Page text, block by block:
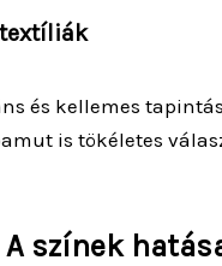
és kellemes
is tökéletes
A színek